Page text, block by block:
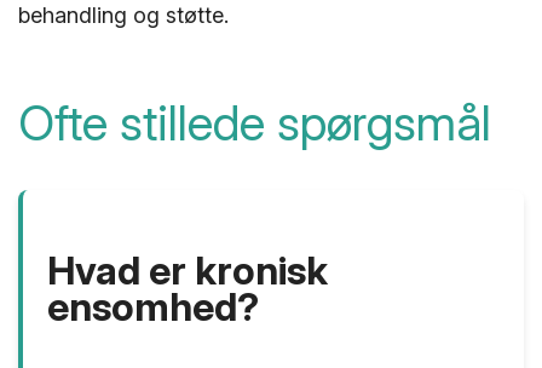
behandling og støtte.
Ofte stillede spørgsmål
Hvad er kronisk
ensomhed?